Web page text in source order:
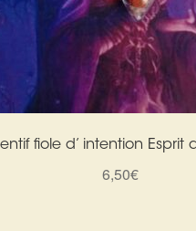
fiole d’ intention Esprit
6,50€